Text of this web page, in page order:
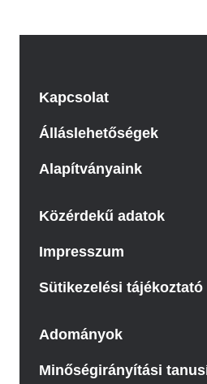
Kapcsolat
Álláslehetőségek
Alapítványaink
Közérdekű adatok
Impresszum
Sütikezelési tájékoztató
Adományok
Minőségirányítási